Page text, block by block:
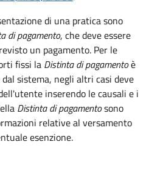
di una pratica sono
di pagamento, che deve essere
un pagamento. Per le
fissi la Distinta di pagamentoè
sistema, negli altri casi deve
inserendo le causali e i
Distinta di pagamentosono
relative al versamento
esenzione.